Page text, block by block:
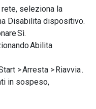
seleziona la
Disabilita dispositivo.
Sì.
Abilita
> Arresta > Riavvia .
in sospeso,